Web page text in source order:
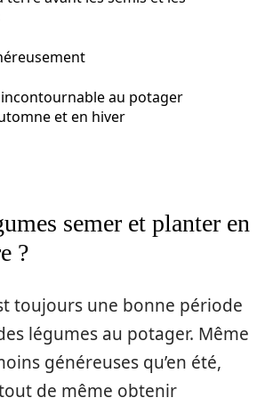
incontournable au potager
et en hiver
semer et planter en
?
toujours une bonne période
légumes au potager. Même
généreuses qu’en été,
de même obtenir